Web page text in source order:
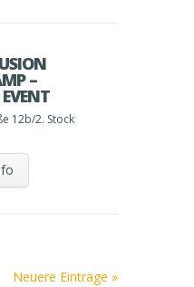
–
12b/2. Stock
Neuere Einträge »